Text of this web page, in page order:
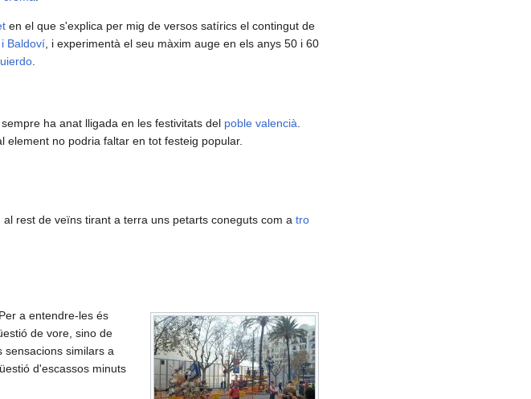
en el que s'explica per mig de versos satírics el contingut de
Baldoví , i experimentà el seu màxim auge en els anys 50 i 60
ha anat lligada en les festivitats del poble valencià
no podria faltar en tot festeig popular.
al rest de veïns tirant a terra uns petarts coneguts com a tro
a entendre-les és
de vore, sino de
sensacions similars a
d'escassos minuts